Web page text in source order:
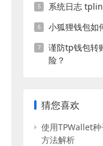
系统日志
小狐狸钱包如
谨防tp钱包转
险？
猜您喜欢
使用TPWallet
方法解析